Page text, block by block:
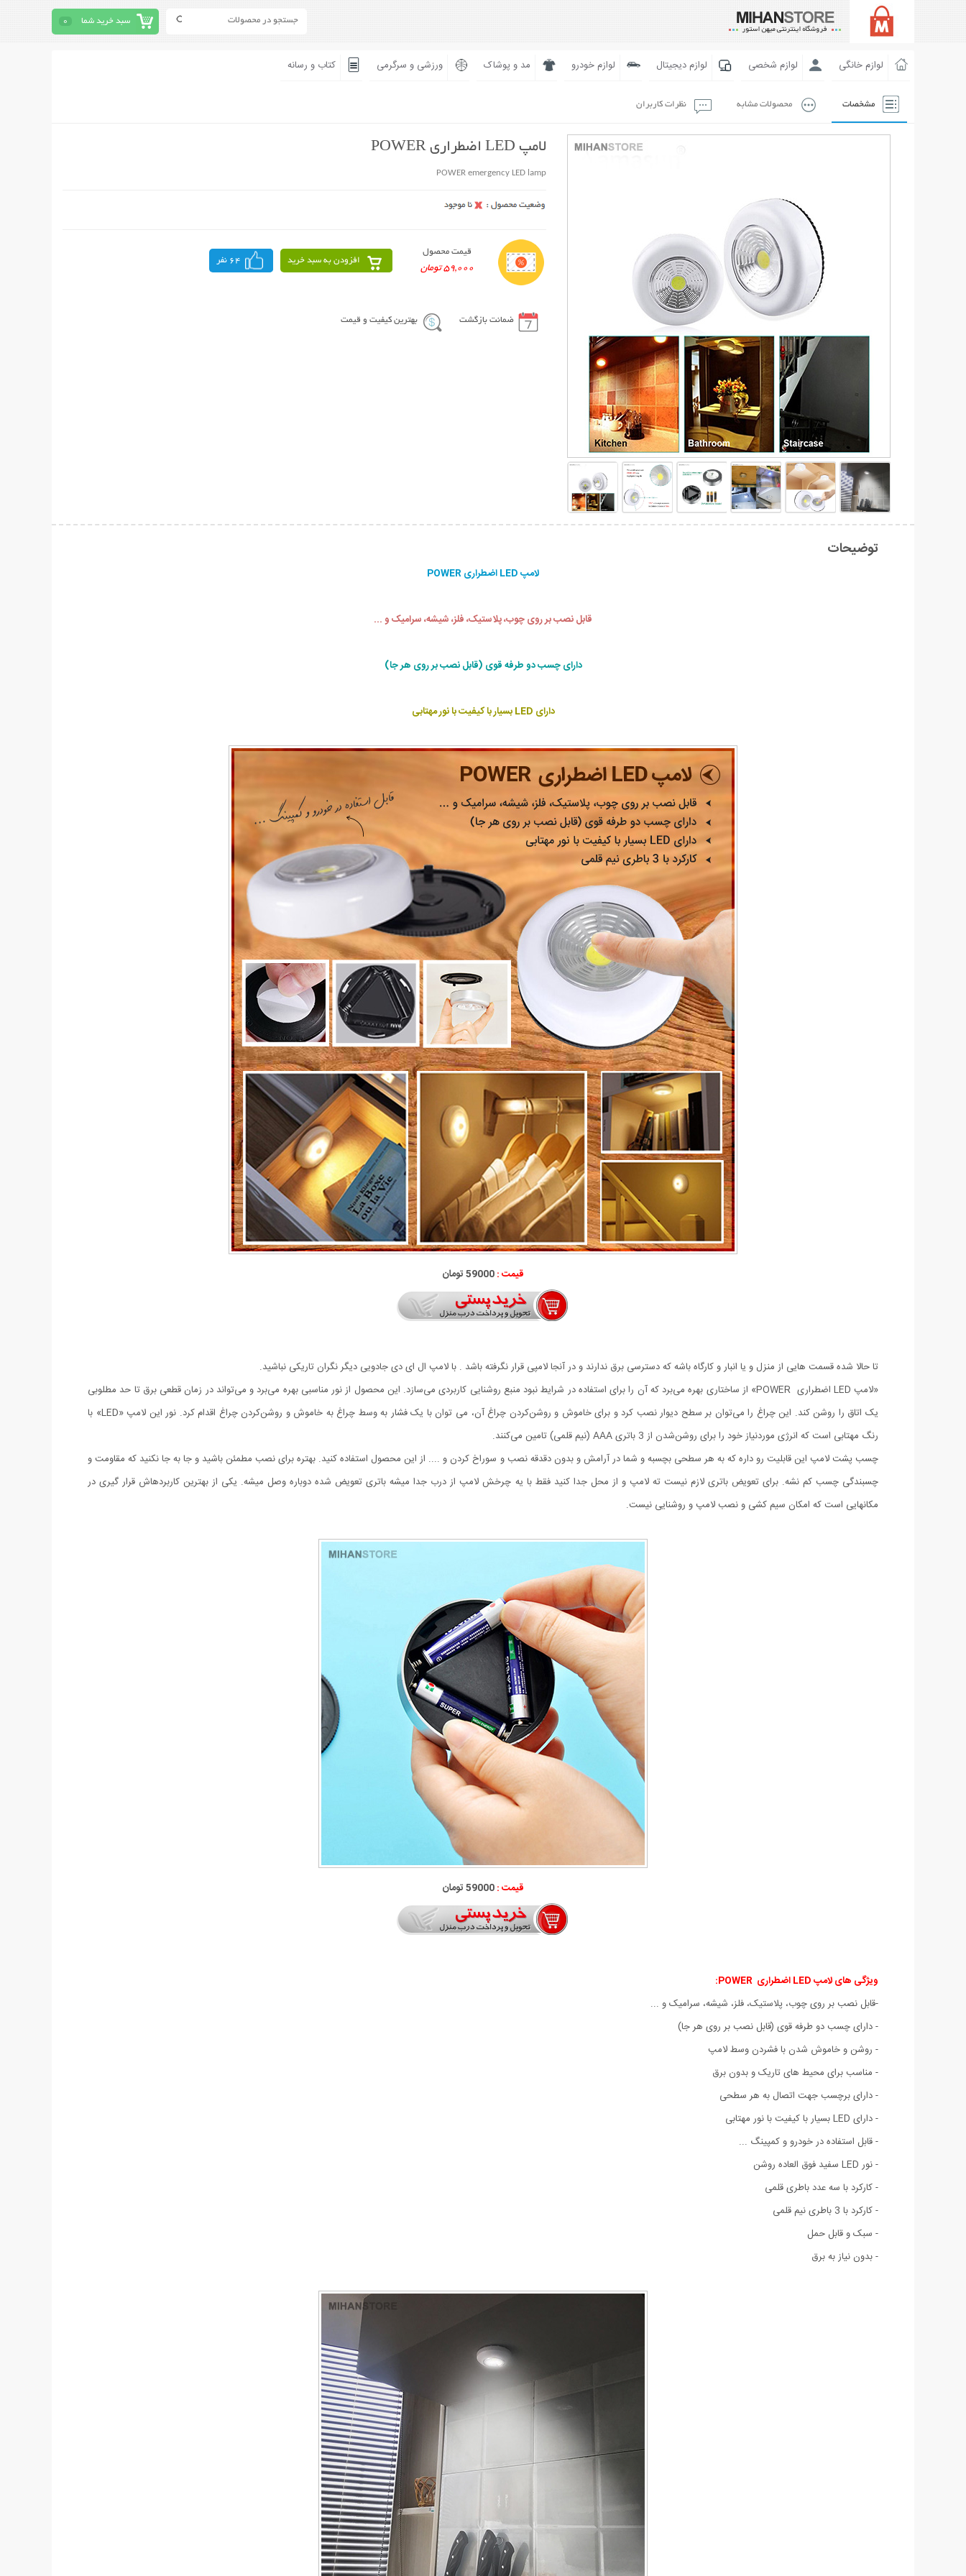
سبد خرید شما 0
لوازم خانگی لوازم شخصی لوازم دیجیتال لوازم خودرو مد و پوشاک ورزشی و سرگرمی کتاب و رسانه
مشخصات محصولات مشابه نظرات کاربران
لامپ LED اضطراری POWER
POWER emergency LED lamp
قیمت محصول
59,000 تومان
افزودن به سبد خرید 64 نفر
ضمانت بازگشت بهترین کیفیت و قیمت
توضیحات
لامپ LED اضطراری POWER
قابل نصب بر روی چوب، پلاستیک، فلز، شیشه، سرامیک و ...
دارای چسب دو طرفه قوی (قابل نصب بر روی هر جا)
دارای LED بسیار با کیفیت با نور مهتابی
قیمت :59000 تومان
تا حالا شده قسمت هایی از منزل و یا انبار و کارگاه باشه که دسترسی برق ندارند و در آنجا لامپی قرار نگرفته باشد . با لامپ ال ای دی جادویی دیگر نگران تاریکی نباشید.
«لامپ LED اضطراری POWER» از ساختاری بهره می‌برد که آن را برای استفاده در شرایط نبود منبع روشنایی کاربردی می‌سازد. این محصول از نور مناسبی بهره می‌برد و می‌تواند در زمان قطعی برق تا حد مطلوبی
یک اتاق را روشن کند. این چراغ‌ را می‌توان بر سطح دیوار نصب کرد و برای خاموش و روشن‌کردن چراغ آن، می توان با یک فشار به وسط چراغ به خاموش و روشن‌کردن چراغ اقدام کرد. نور این لامپ «LED» با
رنگ مهتابی است که انرژی موردنیاز خود را برای روشن‌شدن از 3 باتری AAA (نیم قلمی) تامین می‌کنند.
چسب پشت لامپ این قابلیت رو داره که به هر سطحی بچسبه و شما در آرامش و بدون دقدقه نصب و سوراخ کردن و .... از این محصول استفاده کنید. بهتره برای نصب مطمئن باشید و جا به جا نکنید که مقاومت و
چسبندگی چسب کم نشه. برای تعویض باتری لازم نیست ته لامپ و از محل جدا کنید فقط با یه چرخش لامپ از درب جدا میشه باتری تعویض شده دوباره وصل میشه. یکی از بهترین کاربردهاش قرار گیری در
مکانهایی است که امکان سیم کشی و نصب لامپ و روشنایی نیست.
قیمت :59000 تومان
ویژگی هایلامپ LED اضطراری POWER:
-قابل نصب بر روی چوب، پلاستیک، فلز، شیشه، سرامیک و ...
- دارای چسب دو طرفه قوی (قابل نصب بر روی هر جا)
- روشن و خاموش شدن با فشردن وسط لامپ
- مناسب برای محیط های تاریک و بدون برق
- دارای برچسب جهت اتصال به هر سطحی
- دارای LED بسیار با کیفیت با نور مهتابی
- قابل استفاده در خودرو و کمپینگ ...
- نور LED سفید فوق العاده روشن
- کارکرد با سه عدد باطری قلمی
- کارکرد با 3 باطری نیم قلمی
- سبک و قابل حمل
- بدون نیاز به برق